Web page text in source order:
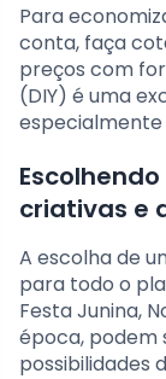
Para
conta, faça
preços com
(DIY) é uma
criativas e
A escolha de
para todo o
Festa Junina,
época, podem
possibilidades